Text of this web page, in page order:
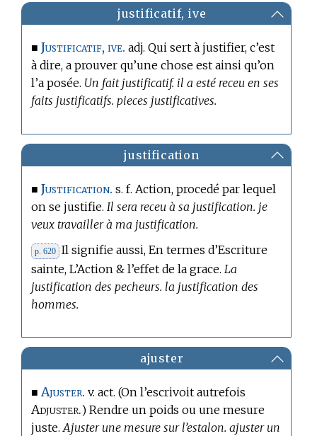
justificatif, ive
■Justificatif, ive. adj. Qui sert à justifier, c’est
à dire, a prouver qu’une chose est ainsi qu’on
l’a posée. Un fait justificatif. il a esté receu en ses
faits justificatifs. pieces justificatives.
justification
■Justification. s. f. Action, procedé par lequel
on se justifie. Il sera receu à sa justification. je
veux travailler à ma justification.
p. 620 Il signifie aussi, Entermes d’Escriture
sainte, L’Action & l’effet de la grace. La
justification des pecheurs. la justification des
hommes.
ajuster
■Ajuster. v. act. (On l’escrivoit autrefois
Adjuster.) Rendre un poids ou une mesure
juste.Ajuster une mesure sur l’estalon. ajuster un